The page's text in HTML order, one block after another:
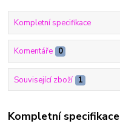
Kompletní specifikace
Komentáře 0
Související zboží 1
Kompletní specifikace